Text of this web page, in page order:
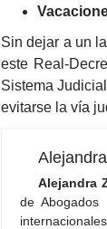
Sin dejar a un
este Real-
Sistema
evitarse la vía
Alejandra
de